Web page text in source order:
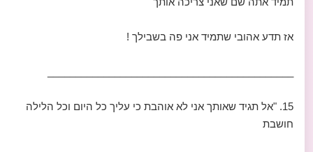
אז תדע אהובי שתמיד אני פה בשבילך !
15. "אל תגיד שאותך אני לא אוהבת כי עליך כל היום וכל הלילה
חושבת